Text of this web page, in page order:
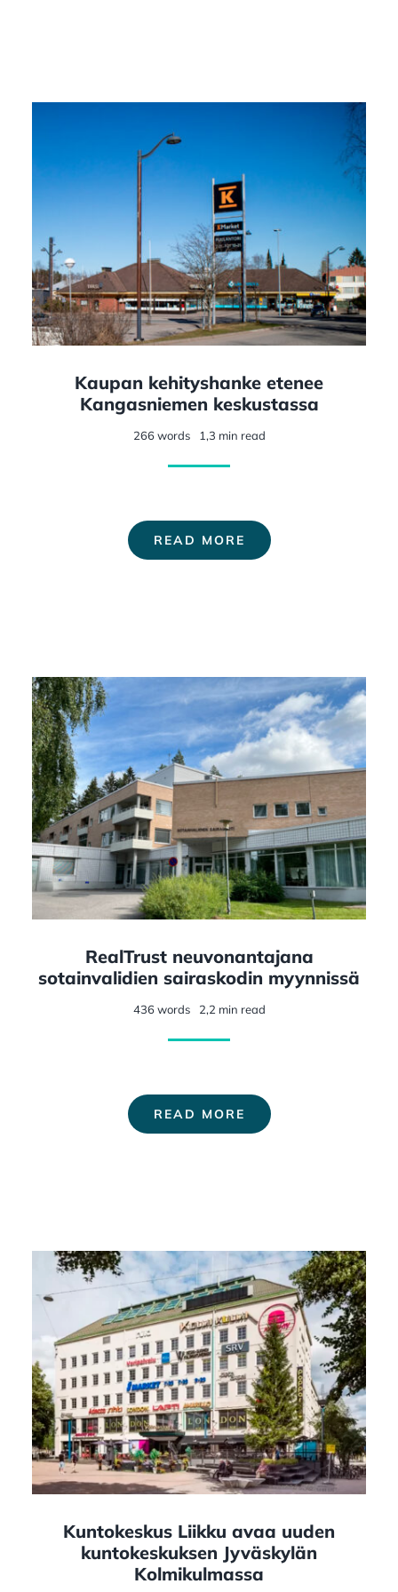
Kaupan kehityshanke etenee
Kangasniemen keskustassa
266 words 1,3 min read
READ MORE
RealTrust neuvonantajana
sotainvalidien sairaskodin myynnissä
436 words 2,2 min read
READ MORE
Kuntokeskus Liikku avaa uuden
kuntokeskuksen Jyväskylän
Kolmikulmassa